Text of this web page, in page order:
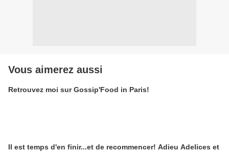
Vous aimerez aussi
Retrouvez moi sur Gossip'Food in Paris!
Il est temps d'en finir...et de recommencer! Adieu Adelices et